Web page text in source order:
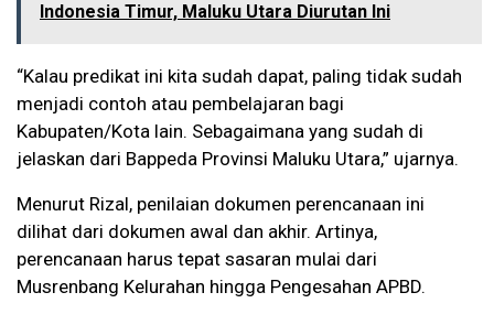
Indonesia Timur, Maluku Utara Diurutan Ini
“Kalau predikat ini kita sudah dapat, paling tidak sudah
menjadi contoh atau pembelajaran bagi
Kabupaten/Kota lain. Sebagaimana yang sudah di
jelaskan dari Bappeda Provinsi Maluku Utara,” ujarnya.
Menurut Rizal, penilaian dokumen perencanaan ini
dilihat dari dokumen awal dan akhir. Artinya,
perencanaan harus tepat sasaran mulai dari
Musrenbang Kelurahan hingga Pengesahan APBD.